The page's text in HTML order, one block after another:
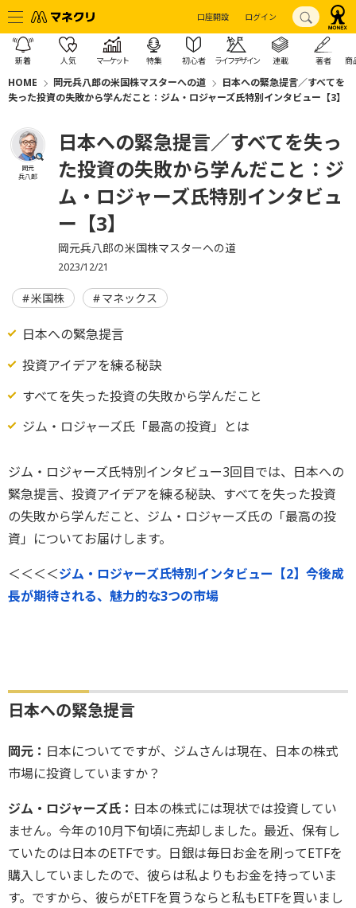
口座開設 ログイン
新着 人気 マーケット 特集 初心者 ライフデザイン 連載 著者 商
HOME 岡元兵八郎の米国株マスターへの道
日本への緊急提言／すべてを
失った投資の失敗から学んだこと：ジム・ロジャーズ氏特別インタビュー【3】
岡元
兵八郎
日本への緊急提言／すべてを失っ
た投資の失敗から学んだこと：ジ
ム・ロジャーズ氏特別インタビュ
ー【3】
岡元兵八郎の米国株マスターへの道
2023/12/21
米国株 マネックス
日本への緊急提言
投資アイデアを練る秘訣
すべてを失った投資の失敗から学んだこと
ジム・ロジャーズ氏「最高の投資」とは
ジム・ロジャーズ氏特別インタビュー3回目では、日本への
緊急提言、投資アイデアを練る秘訣、すべてを失った投資
の失敗から学んだこと、ジム・ロジャーズ氏の「最高の投
資」についてお届けします。
＜＜＜＜ジム・ロジャーズ氏特別インタビュー【2】今後成
長が期待される、魅力的な3つの市場
日本への緊急提言
岡元： 日本についてですが、ジムさんは現在、日本の株式
市場に投資していますか？
ジム・ロジャーズ氏： 日本の株式には現状では投資してい
ません。今年の10月下旬頃に売却しました。最近、保有し
ていたのは日本のETFです。日銀は毎日お金を刷ってETFを
購入していましたので、彼らは私よりもお金を持っていま
す。ですから、彼らがETFを買うならと私もETFを買いまし